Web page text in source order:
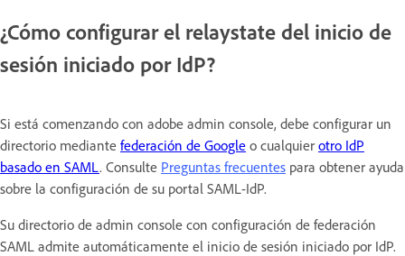
¿Cómo configurar el relaystate del inicio de
sesión iniciado por IdP?
Si está comenzando con adobe admin console, debe configurar un
directorio mediante federación de Google o cualquier otro IdP
basado en SAML. Consulte Preguntas frecuentes para obtener ayuda
sobre la configuración de su portal SAML-IdP.
Su directorio de admin console con configuración de federación
SAML admite automáticamente el inicio de sesión iniciado por IdP.